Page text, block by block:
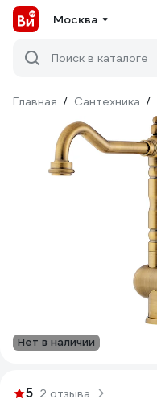
Москва
Поиск в каталоге
Главная / Сантехника /
Нет в наличии
5 2 отзыва